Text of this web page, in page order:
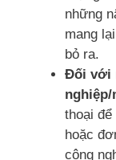
những
mang
bỏ ra.
Đối với
thoại
hoặc
công